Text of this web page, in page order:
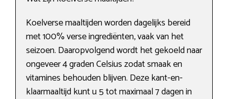
Koelverse maaltijden worden dagelijks bereid
met 100% verse ingrediënten, vaak van het
seizoen. Daaropvolgend wordt het gekoeld naar
ongeveer 4 graden Celsius zodat smaak en
vitamines behouden blijven. Deze kant-en-
klaarmaaltijd kunt u 5 tot maximaal 7 dagen in